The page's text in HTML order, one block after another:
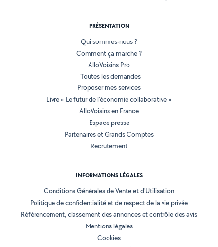
PRÉSENTATION
Qui sommes-nous ?
Comment ça marche ?
AlloVoisins Pro
Toutes les demandes
Proposer mes services
Livre « Le futur de l'économie collaborative »
AlloVoisins en France
Espace presse
Partenaires et Grands Comptes
Recrutement
INFORMATIONS LÉGALES
Conditions Générales de Vente et d'Utilisation
Politique de confidentialité et de respect de la vie privée
Référencement, classement des annonces et contrôle des avis
Mentions légales
Cookies